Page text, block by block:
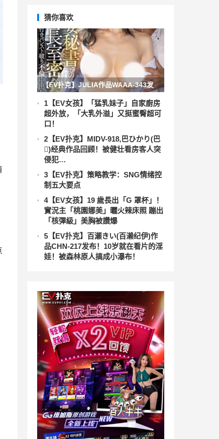
猜你喜欢
【EV扑克】JULIA作品WAAA-343发
布！为偿还债务！人妻秘书沦为只能顺
从社长专属性奴，不伦中出性交到坏掉
1 【EV女孩】「猛乳妹子」自家廚房
超外放，「大乳外溢」又挺蜜臀超可
口！
2 【EV扑克】MIDV-918,巴ひかり(巴
𪸩)经典作品回顾！被健壮看房客人突
侵犯…
3 【EV扑克】策略教学：SNG情绪控
制五大要点
4【EV女孩】19 歲長出「G 罩杯」！
實況主「桃園娜美」曬火辣床照 蹦出
「核彈級」美胸被讚爆
5 【EV扑克】百瀬きい(百濑纪伊)作
品CHN-217发布！10岁就在看片的淫
娃！被森林原人搞成小瀑布！